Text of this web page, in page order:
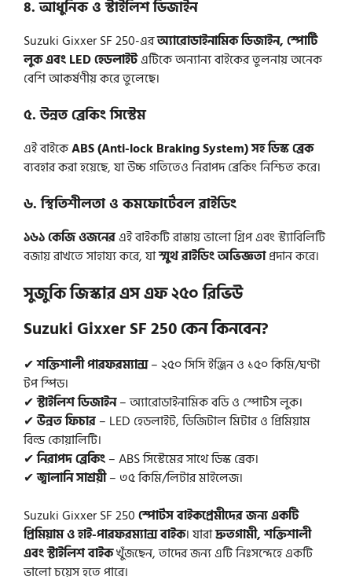
৪. আধুনিক ও স্টাইলিশ ডিজাইন
Suzuki Gixxer SF 250-এরঅ্যারোডাইনামিক ডিজাইন, স্পোর্টি
লুক এবং LED হেডলাইটএটিকে অন্যান্য বাইকের তুলনায় অনেক
বেশি আকর্ষণীয় করে তুলেছে।
৫. উন্নত ব্রেকিং সিস্টেম
এই বাইকেABS (Anti-lock Braking System) সহ ডিস্ক ব্রেক
ব্যবহার করা হয়েছে, যা উচ্চ গতিতেও নিরাপদ ব্রেকিং নিশ্চিত করে।
৬. স্থিতিশীলতা ও কমফোর্টেবল রাইডিং
১৬১ কেজি ওজনেরএই বাইকটি রাস্তায় ভালো গ্রিপ এবং স্ট্যাবিলিটি
বজায় রাখতে সাহায্য করে, যাস্মুথ রাইডিং অভিজ্ঞতাপ্রদান করে।
সুজুকি জিস্কার এস এফ ২৫০রিভিউ
Suzuki Gixxer SF 250 কেন কিনবেন?
✔শক্তিশালী পারফরম্যান্স– ২৫০ সিসি ইঞ্জিন ও ১৫০ কিমি/ঘণ্টা
টপ স্পিড।
✔স্টাইলিশ ডিজাইন– অ্যারোডাইনামিক বডি ও স্পোর্টস লুক।
✔উন্নত ফিচার– LED হেডলাইট, ডিজিটাল মিটার ও প্রিমিয়াম
বিল্ড কোয়ালিটি।
✔নিরাপদ ব্রেকিং– ABS সিস্টেমের সাথে ডিস্ক ব্রেক।
✔জ্বালানি সাশ্রয়ী– ৩৫ কিমি/লিটার মাইলেজ।
Suzuki Gixxer SF 250স্পোর্টস বাইকপ্রেমীদের জন্য একটি
প্রিমিয়াম ও হাই-পারফরম্যান্স বাইক। যারাদ্রুতগামী, শক্তিশালী
এবং স্টাইলিশ বাইকখুঁজছেন, তাদের জন্য এটি নিঃসন্দেহে একটি
ভালো চয়েস হতে পারে।